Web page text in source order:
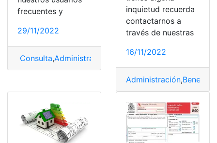
frecuentes y
29/11/2022
Consulta,Administración Información,Noticias
inquietud recuerda
contactarnos a
través de nuestras
16/11/2022
Administración,